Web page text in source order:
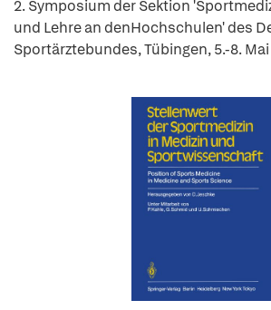
2. Symposium der Sektion
und Lehre an denHochschulen' des
Sportärztebundes, Tübingen, 5.-8.